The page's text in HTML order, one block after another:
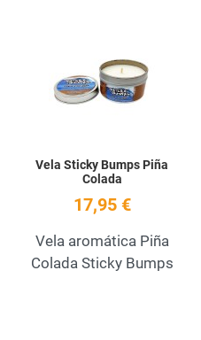
Quick View
Vela Sticky Bumps Piña
Colada
17,95 €
Vela aromática Piña
Colada Sticky Bumps